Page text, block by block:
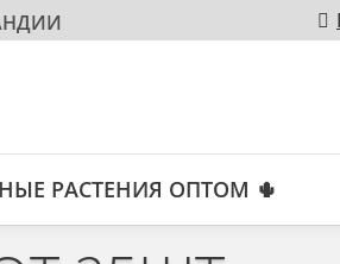
РАСТЕНИЯ ОПТОМ 🌵